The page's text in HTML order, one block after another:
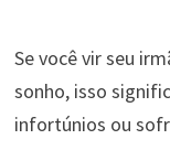
Se você vir seu
sonho, isso
infortúnios ou